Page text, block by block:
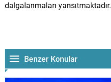
dalgalanmaları yansıtmaktadır.
Benzer Konular